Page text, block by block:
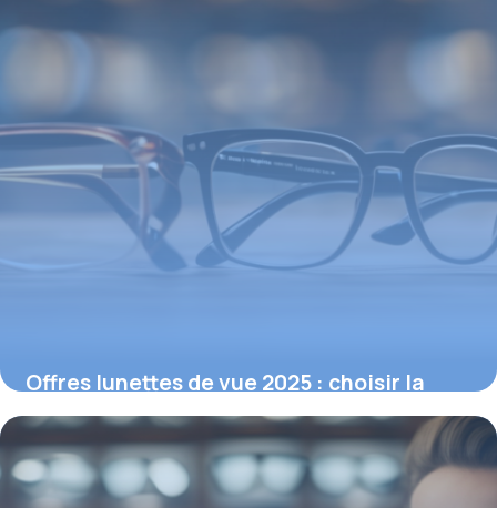
Offres lunettes de vue 2025 : choisir la
paire idéale selon votre correction
16 février 2026